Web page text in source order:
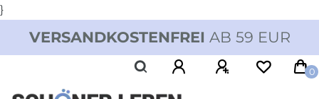
}
VERSANDKOSTENFREI AB 59 EUR
0